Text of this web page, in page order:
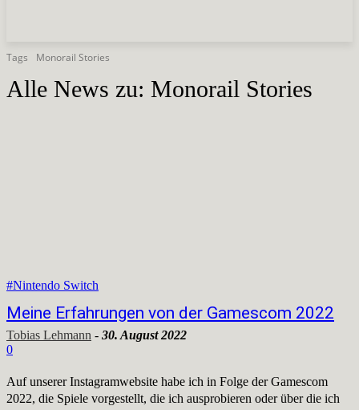
Tags Monorail Stories
Alle News zu: Monorail Stories
#Nintendo Switch
Meine Erfahrungen von der Gamescom 2022
Tobias Lehmann - 30. August 2022
0
Auf unserer Instagramwebsite habe ich in Folge der Gamescom
2022, die Spiele vorgestellt, die ich ausprobieren oder über die ich